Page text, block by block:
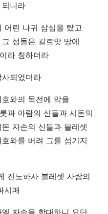
니라
어린 나귀 삼십을 탔고
성들은 길르앗 땅에
라 칭하더라
되었더라
와의 목전에 악을
과 아람의 신들과 시돈의
자손의 신들과 블레셋
와를 버려 그를 섬기지
진노하사 블레셋 사람의
시매
자손을 학대하니 요단